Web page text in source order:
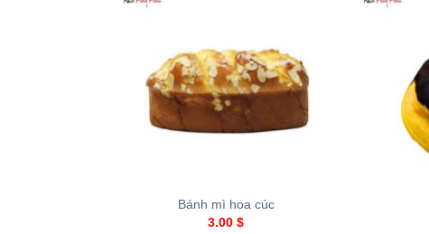
Bánh mì hoa cúc
3.00$